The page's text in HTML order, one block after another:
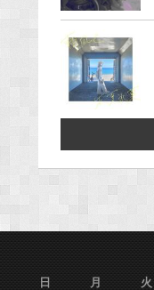
日
月 火